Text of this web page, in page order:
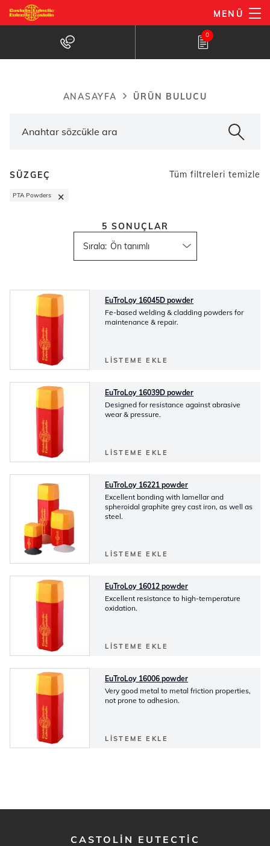
Ana
içeriğe
MENÜ
Ürün bulucu 0
ANASAYFA ÜRÜN BULUCU
SÜZGEÇ Tüm filtreleri temizle
PTA Powders ×
Sırala:
5 SONUÇLAR
EuTroLoy 16045D powder
Fe-based welding & cladding powders for
maintenance & repair.
LISTEME EKLE
EuTroLoy 16039D powder
Designed for resistance against abrasive
wear & pressure.
LISTEME EKLE
EuTroLoy 16221 powder
Excellent bonding with lamellar and
spheroidal graphite grey cast iron, as well as
steel.
LISTEME EKLE
EuTroLoy 16012 powder
Excellent resistance to high-temperature
oxidation.
LISTEME EKLE
EuTroLoy 16006 powder
Very good metal to metal friction properties,
not prone to adhesion.
LISTEME EKLE
CASTOLIN EUTECTIC